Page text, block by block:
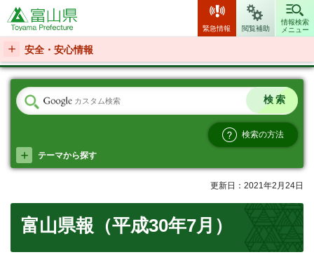
富山県
緊急情報 閲覧補助
情報検索
メニュー
安全・安心情報
検索の方法
テーマから探す
更新日：2021年2月24日
富山県報（平成30年7月）